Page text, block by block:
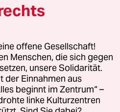
GmbH
Fragen oder für Genehmigungen
Kommune-Richtlinien
Impressum AGB
offene Gesellschaft!
Menschen, die sich gegen
unsere Solidarität.
der Einnahmen aus
beginnt im Zentrum“ –
linke Kulturzentren